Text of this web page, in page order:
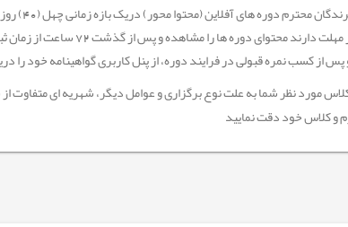
جهت
کسب نمره قبولی در فرایند دوره، از پنل کاربری گواهینامه خود را
مورد نظر شما به علت نوع برگزاری و عوامل دیگر، شهریه ای متفاوت
و کلاس خود دقت نمایید